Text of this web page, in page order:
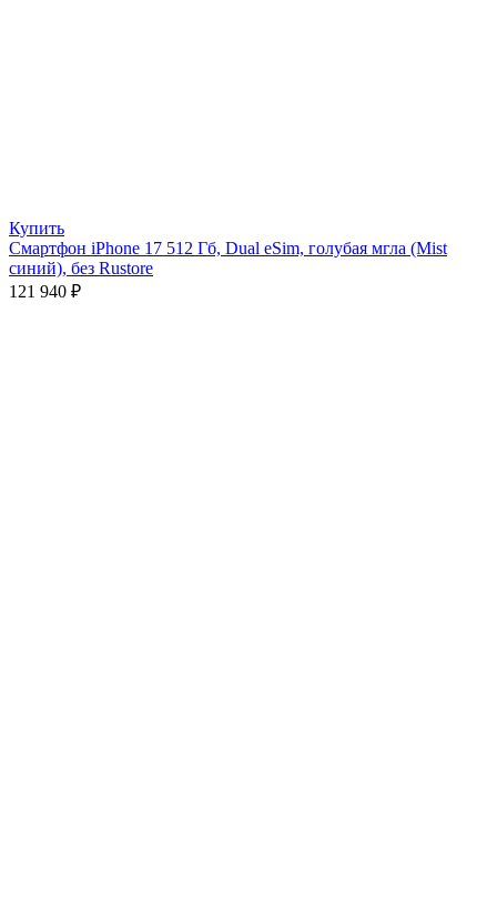
Купить
Смартфон iPhone 17 512 Гб, Dual eSim, голубая мгла (Mist
синий), без Rustore
121 940 ₽